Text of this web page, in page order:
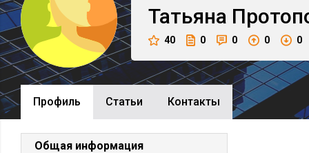
Татьяна
40 0 0 0 0
Профиль Cтатьи Контакты
Общая информация